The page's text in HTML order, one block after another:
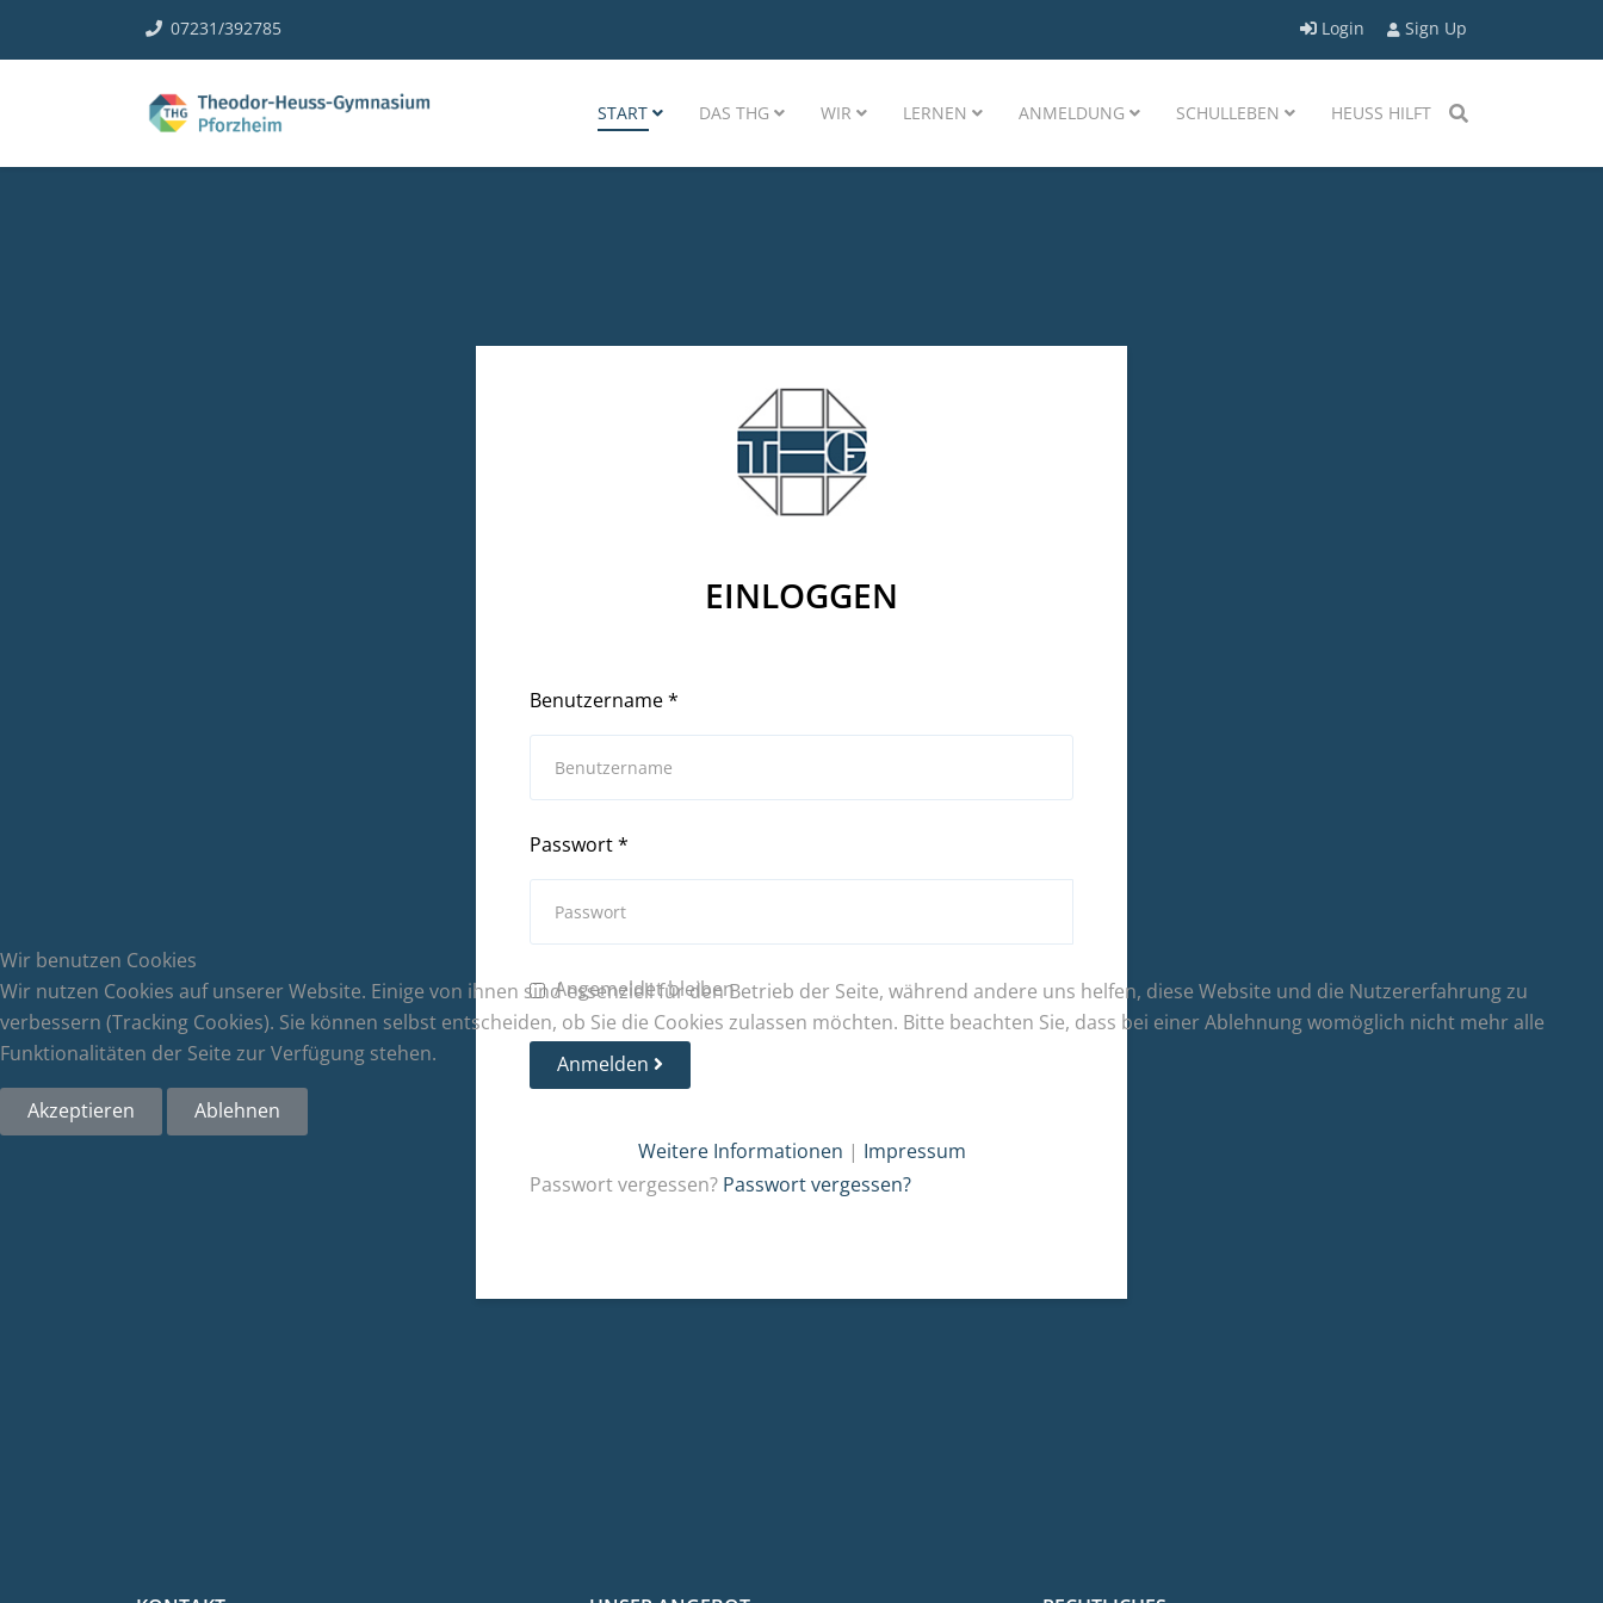
07231/392785 Login Sign Up
START DAS THG WIR LERNEN ANMELDUNG SCHULLEBEN HEUSS HILFT
EINLOGGEN
Benutzername*
Passwort*
Angemeldet bleiben
Anmelden
Passwort vergessen? Passwort vergessen?
Wir benutzen Cookies
Wir nutzen Cookies auf unserer Website. Einige von ihnen sind essenziell für den Betrieb der Seite, während andere uns helfen, diese Website und die Nutzererfahrung zu
verbessern (Tracking Cookies). Sie können selbst entscheiden, ob Sie die Cookies zulassen möchten. Bitte beachten Sie, dass bei einer Ablehnung womöglich nicht mehr alle
Funktionalitäten der Seite zur Verfügung stehen.
Akzeptieren
Ablehnen
Weitere Informationen | Impressum